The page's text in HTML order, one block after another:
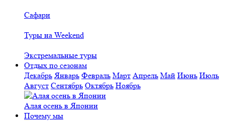
Сафари
Туры на Weekend
Экстремальные туры
Отдых по сезонам
Декабрь Январь Февраль Март Апрель Май Июнь Июль
Август Сентябрь Октябрь Ноябрь
Алая осень в Японии
Почему мы